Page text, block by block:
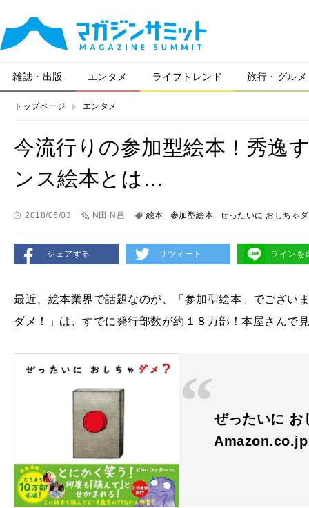
雑誌・出版 エンタメ ライフトレンド 旅行・グルメ
トップページ エンタメ
今流行りの参加型絵本！秀逸
ンス絵本とは…
2018/05/03 N田 N昌 絵本 参加型絵本 ぜったいに おしちゃ
シェアする リツィート ラインを
最近、絵本業界で話題なのが、「参加型絵本」でござい
ダメ！」は、すでに発行部数が約１８万部！本屋さんで
ぜったいに
Amazon.co.jp